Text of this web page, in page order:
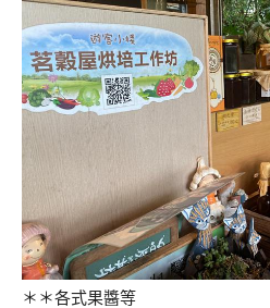
＊＊各式果醬等